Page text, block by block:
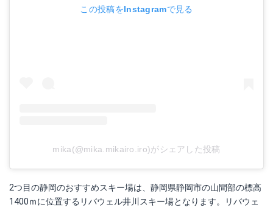
この投稿をInstagramで見る
mika(@mika.mikairo.iro)がシェアした投稿
2つ目の静岡のおすすめスキー場は、静岡県静岡市の山間部の標高
1400ｍに位置するリバウェル井川スキー場となります。リバウェ